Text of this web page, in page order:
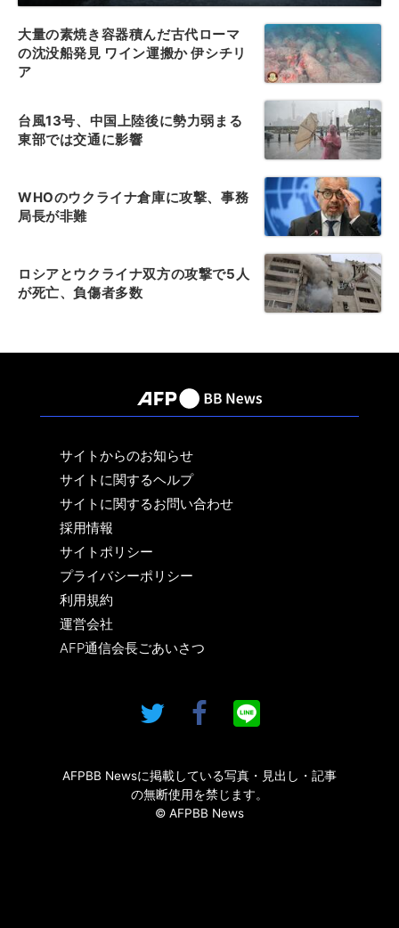
大量の素焼き容器積んだ古代ローマ
の沈没船発見 ワイン運搬か 伊シチリ
ア
台風13号、中国上陸後に勢力弱まる
東部では交通に影響
WHOのウクライナ倉庫に攻撃、事務
局長が非難
ロシアとウクライナ双方の攻撃で5人
が死亡、負傷者多数
サイトからのお知らせ
サイトに関するヘルプ
サイトに関するお問い合わせ
採用情報
サイトポリシー
プライバシーポリシー
利用規約
運営会社
AFP通信会長ごあいさつ
AFPBB Newsに掲載している写真・見出し・記事
の無断使用を禁じます。
© AFPBB News